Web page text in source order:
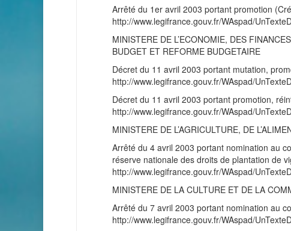
Arrêté du 1er avril 2003 portant promotion
http://www.legifrance.gouv.fr/WAspad/
MINISTERE DE L’ECONOMIE, DES
BUDGET ET REFORME BUDGETAIRE
Décret du 11 avril 2003 portant mutation,
http://www.legifrance.gouv.fr/WAspad/
Décret du 11 avril 2003 portant promotion,
http://www.legifrance.gouv.fr/WAspad/
MINISTERE DE L’AGRICULTURE, DE
Arrêté du 4 avril 2003 portant nomination au
réserve nationale des droits de plantation de
http://www.legifrance.gouv.fr/WAspad/
MINISTERE DE LA CULTURE ET DE LA
Arrêté du 7 avril 2003 portant nomination au
http://www.legifrance.gouv.fr/WAspad/